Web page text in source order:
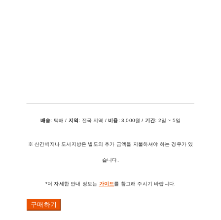
배송: 택배 / 지역: 전국 지역 / 비용:3,000원 / 기간: 2일 ~ 5일
※ 산간벽지나 도서지방은 별도의 추가 금액을 지불하셔야 하는 경우가 있
습니다.
*더 자세한 안내 정보는 가이드를 참고해 주시기 바랍니다.
구매하기